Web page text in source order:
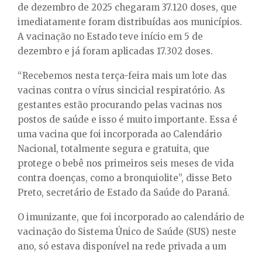
de dezembro de 2025 chegaram 37.120 doses, que
imediatamente foram distribuídas aos municípios.
A vacinação no Estado teve início em 5 de
dezembro e já foram aplicadas 17.302 doses.
“Recebemos nesta terça-feira mais um lote das
vacinas contra o vírus sincicial respiratório. As
gestantes estão procurando pelas vacinas nos
postos de saúde e isso é muito importante. Essa é
uma vacina que foi incorporada ao Calendário
Nacional, totalmente segura e gratuita, que
protege o bebê nos primeiros seis meses de vida
contra doenças, como a bronquiolite”, disse Beto
Preto, secretário de Estado da Saúde do Paraná.
O imunizante, que foi incorporado ao calendário de
vacinação do Sistema Único de Saúde (SUS) neste
ano, só estava disponível na rede privada a um